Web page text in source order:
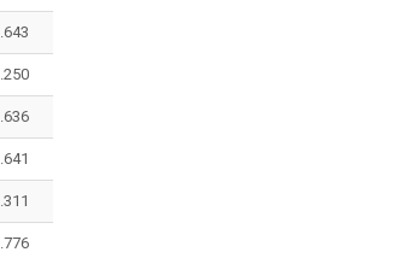
.643
.250
.636
.641
.311
.776